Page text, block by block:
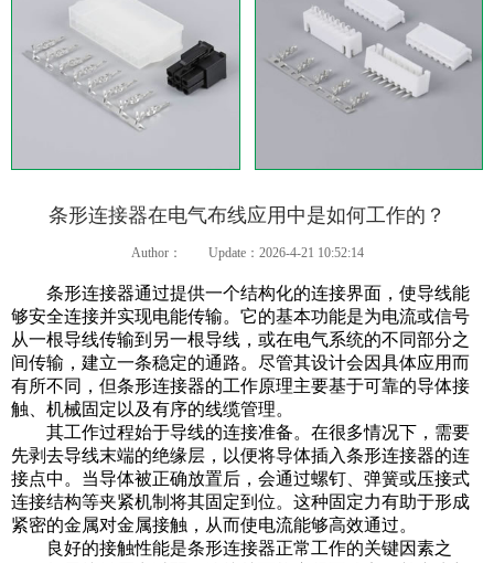
条形连接器在电气布线应用中是如何工作的？
Author： Update：2026-4-21 10:52:14
条形连接器通过提供一个结构化的连接界面，使导线能
够安全连接并实现电能传输。它的基本功能是为电流或信号
从一根导线传输到另一根导线，或在电气系统的不同部分之
间传输，建立一条稳定的通路。尽管其设计会因具体应用而
有所不同，但条形连接器的工作原理主要基于可靠的导体接
触、机械固定以及有序的线缆管理。
其工作过程始于导线的连接准备。在很多情况下，需要
先剥去导线末端的绝缘层，以便将导体插入条形连接器的连
接点中。当导体被正确放置后，会通过螺钉、弹簧或压接式
连接结构等夹紧机制将其固定到位。这种固定力有助于形成
紧密的金属对金属接触，从而使电流能够高效通过。
良好的接触性能是条形连接器正常工作的关键因素之